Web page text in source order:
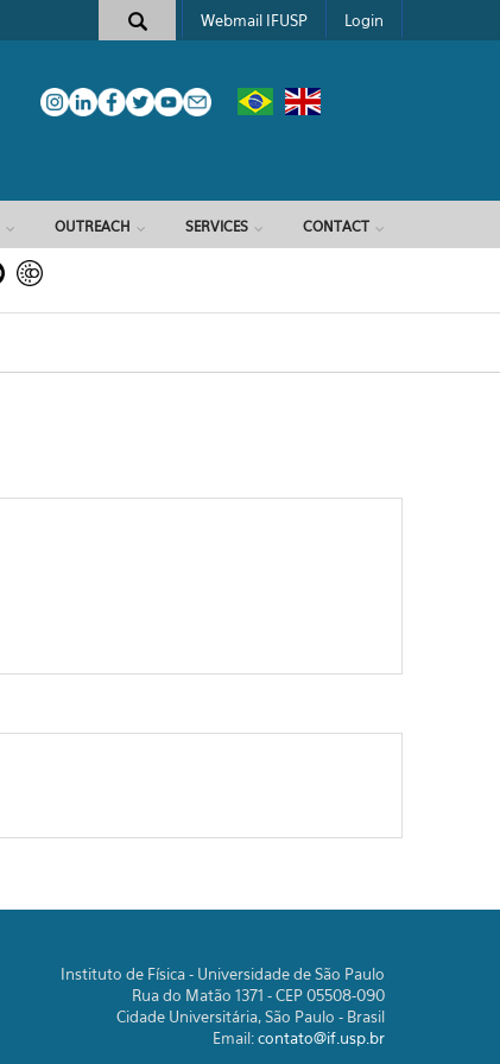
Webmail IFUSP Login
OUTREACH SERVICES CONTACT
Instituto de Física - Universidade de São Paulo
Rua do Matão 1371 - CEP 05508-090
Cidade Universitária, São Paulo - Brasil
Email:contato@if.usp.br